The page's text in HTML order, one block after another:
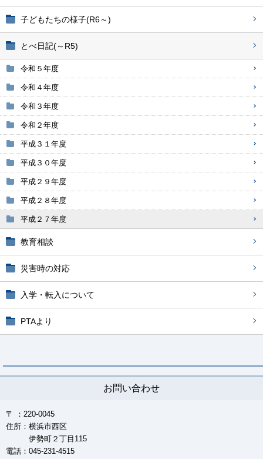
子どもたちの様子(R6～)
とべ日記(～R5)
令和５年度
令和４年度
令和３年度
令和２年度
平成３１年度
平成３０年度
平成２９年度
平成２８年度
平成２７年度
教育相談
災害時の対応
入学・転入について
PTAより
お問い合わせ
〒 ：220-0045
住所：横浜市西区
伊勢町２丁目115
電話：045-231-4515